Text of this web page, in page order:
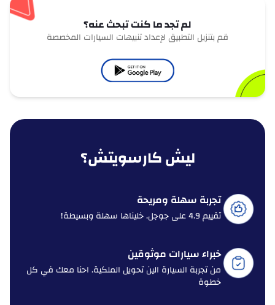
لم تجد ما كنت تبحث عنه؟
قم بتنزيل التطبيق لإعداد تنبيهات السيارات المخصصة
ليش كارسويتش؟
تجربة سهلة ومريحة
تقييم 4.9 على جوجل. خليناها سهلة وبسيطة!
خبراء سيارات موثوقين
من تجربة السيارة الين تحويل الملكية. احنا معك في كل
خطوة